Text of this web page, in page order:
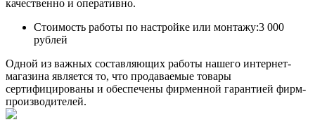
качественно и оперативно.
Стоимость работы по настройке или монтажу:3 000
рублей
Одной из важных составляющих работы нашего интернет-
магазина является то, что продаваемые товары
сертифицированы и обеспечены фирменной гарантией фирм-
производителей.